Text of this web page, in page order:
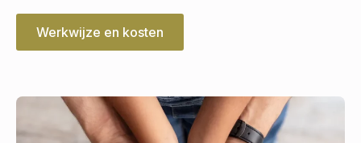
Werkwijze en kosten